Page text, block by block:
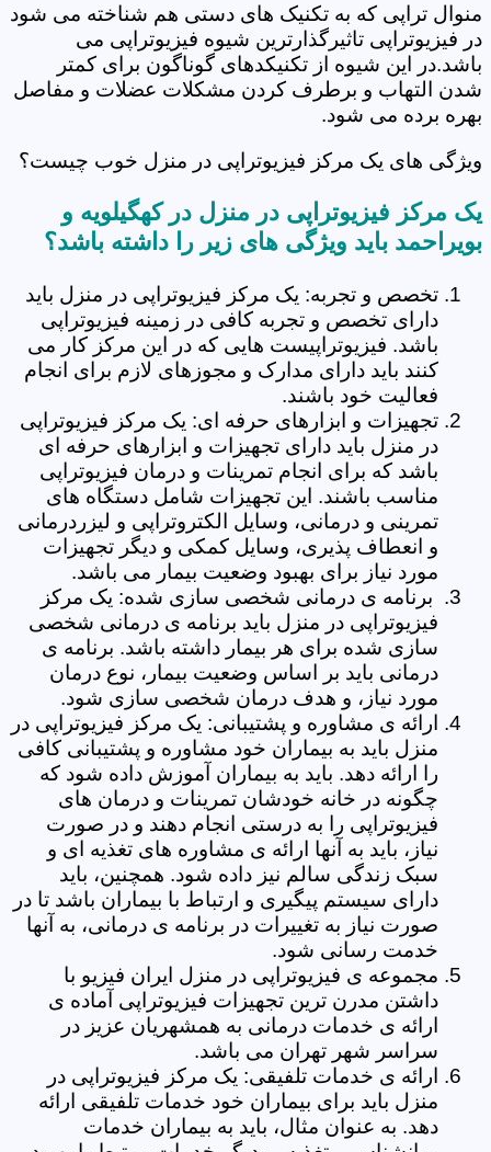
منوال تراپی که به تکنیک های دستی هم شناخته می شود
در فیزیوتراپی تاثیرگذارترین شیوه فیزیوتراپی می
باشد.در این شیوه از تکنیکدهای گوناگون برای کمتر
شدن التهاب و برطرف کردن مشکلات عضلات و مفاصل
بهره برده می شود.
ویژگی های یک مرکز فیزیوتراپی در منزل خوب چیست؟
یک مرکز فیزیوتراپی در منزل در کهگیلویه و
بویراحمد باید ویژگی های زیر را داشته باشد؟
تخصص و تجربه: یک مرکز فیزیوتراپی در منزل باید
دارای تخصص و تجربه کافی در زمینه فیزیوتراپی
باشد. فیزیوتراپیست هایی که در این مرکز کار می
کنند باید دارای مدارک و مجوزهای لازم برای انجام
فعالیت خود باشند.
تجهیزات و ابزارهای حرفه ای: یک مرکز فیزیوتراپی
در منزل باید دارای تجهیزات و ابزارهای حرفه ای
باشد که برای انجام تمرینات و درمان فیزیوتراپی
مناسب باشند. این تجهیزات شامل دستگاه های
تمرینی و درمانی، وسایل الکتروتراپی و لیزردرمانی
و انعطاف پذیری، وسایل کمکی و دیگر تجهیزات
مورد نیاز برای بهبود وضعیت بیمار می باشد.
برنامه ی درمانی شخصی سازی شده: یک مرکز
فیزیوتراپی در منزل باید برنامه ی درمانی شخصی
سازی شده برای هر بیمار داشته باشد. برنامه ی
درمانی باید بر اساس وضعیت بیمار، نوع درمان
مورد نیاز، و هدف درمان شخصی سازی شود.
ارائه ی مشاوره و پشتیبانی: یک مرکز فیزیوتراپی در
منزل باید به بیماران خود مشاوره و پشتیبانی کافی
را ارائه دهد. باید به بیماران آموزش داده شود که
چگونه در خانه خودشان تمرینات و درمان های
فیزیوتراپی را به درستی انجام دهند و در صورت
نیاز، باید به آنها ارائه ی مشاوره های تغذیه ای و
سبک زندگی سالم نیز داده شود. همچنین، باید
دارای سیستم پیگیری و ارتباط با بیماران باشد تا در
صورت نیاز به تغییرات در برنامه ی درمانی، به آنها
خدمت رسانی شود.
مجموعه ی فیزیوتراپی در منزل ایران فیزیو با
داشتن مدرن ترین تجهیزات فیزیوتراپی آماده ی
ارائه ی خدمات درمانی به همشهریان عزیز در
سراسر شهر تهران می باشد.
ارائه ی خدمات تلفیقی: یک مرکز فیزیوتراپی در
منزل باید برای بیماران خود خدمات تلفیقی ارائه
دهد. به عنوان مثال، باید به بیماران خدمات